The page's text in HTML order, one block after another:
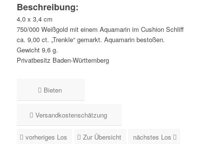
Beschreibung:
4,0 x 3,4 cm
750/000 Weißgold mit einem Aquamarin im Cushion Schliff
ca. 9,00 ct. „Trenkle“ gemarkt. Aquamarin bestoßen.
Gewicht 9,6 g.
Privatbesitz Baden-Württemberg
Bieten
Versandkostenschätzung
vorheriges Los Zur Übersicht nächstes Los